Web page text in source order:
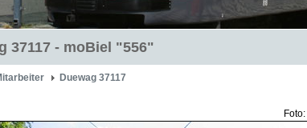
37117 - moBiel "556"
Duewag 37117
Foto: